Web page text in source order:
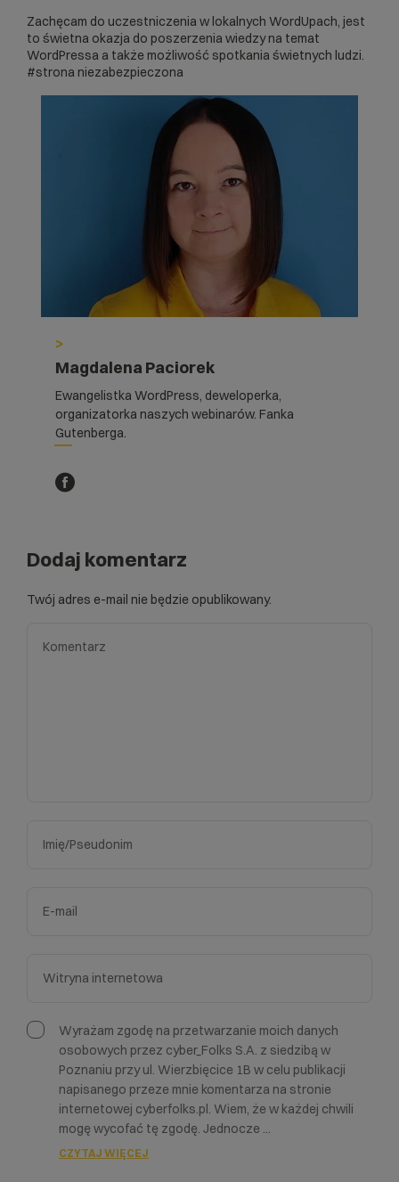
Zachęcam do uczestniczenia w lokalnych WordUpach, jest
to świetna okazja do poszerzenia wiedzy na temat
WordPressa a także możliwość spotkania świetnych ludzi.
#strona niezabezpieczona
>
Magdalena Paciorek
Ewangelistka WordPress, deweloperka,
organizatorka naszych webinarów. Fanka
Gutenberga.
Dodaj komentarz
Twój adres e-mail nie będzie opublikowany.
Wyrażam zgodę na przetwarzanie moich danych
osobowych przez cyber_Folks S.A. z siedzibą w
Poznaniu przy ul. Wierzbięcice 1B w celu publikacji
napisanego przeze mnie komentarza na stronie
internetowej cyberfolks.pl. Wiem, że w każdej chwili
mogę wycofać tę zgodę. Jednocze ...
CZYTAJ WIĘCEJ